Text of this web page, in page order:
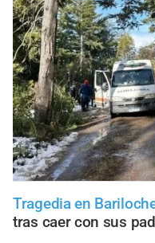
Tragedia en
tras caer con sus